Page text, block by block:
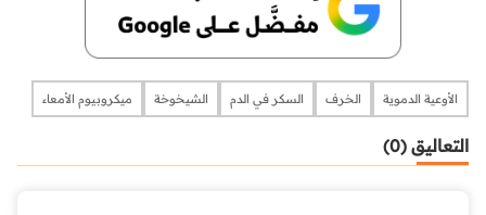
الأوعية الدموية الخرف السكر في الدم الشيخوخة ميكروبيوم الأمعاء
التعاليق (0)